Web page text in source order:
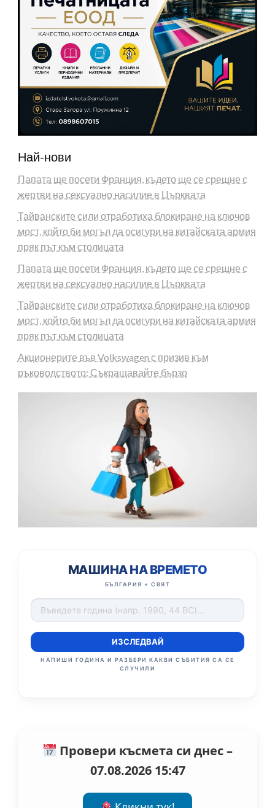
Най-нови
Папата ще посети Франция, където ще се срещне с
жертви на сексуално насилие в Църквата
Тайванските сили отработиха блокиране на ключов
мост, който би могъл да осигури на китайската армия
пряк път към столицата
Папата ще посети Франция, където ще се срещне с
жертви на сексуално насилие в Църквата
Тайванските сили отработиха блокиране на ключов
мост, който би могъл да осигури на китайската армия
пряк път към столицата
Акционерите във Volkswagen с призив към
ръководството: Съкращавайте бързо
МАШИНА НА ВРЕМЕТО
БЪЛГАРИЯ + СВЯТ
ИЗСЛЕДВАЙ
НАПИШИ ГОДИНА И РАЗБЕРИ КАКВИ СЪБИТИЯ СА СЕ
СЛУЧИЛИ
Провери късмета си днес –
07.08.2026 15:47